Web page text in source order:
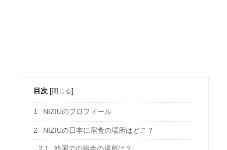
目次 [閉じる]
1 NIZIUのプロフィール
2 NIZIUの日本に宿舎の場所はどこ？